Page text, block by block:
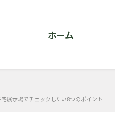
ホーム
展示場でチェックしたい8つのポイント